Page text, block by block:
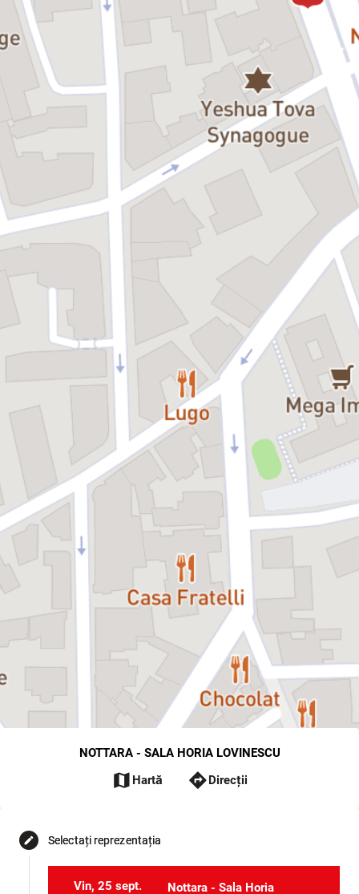
ficțiunea? Cine câștigă și cine pierde? Unde începe și
unde se sfârșește iubirea? În lumea lui Jake totul este
(im)posibil!
Regia: Vlad Zamfirescu
Decorul: Ștefan Caragiu
Costumele: Maria Ștefănescu
Lighting design: Daniel Klinger
Traducerea: Irina Velcescu
Distribuția:
Maggie – Diana Roman
Karen – Luminița Erga
Edith – Isabela Neamțu
Molly (la 12 ani): Eva-Maria Pena/ Hati Enache
Molly (la 21 de ani) – Ana Radu
Julie – Irina Ștefan
Sheila – Valentina Gheorghiu / Laura Anghel
NOTTARA - SALA HORIA LOVINESCU
map Hartă directionsDirecții
edit Selectați reprezentația
Vin, 25 sept.
Nottara - Sala Horia